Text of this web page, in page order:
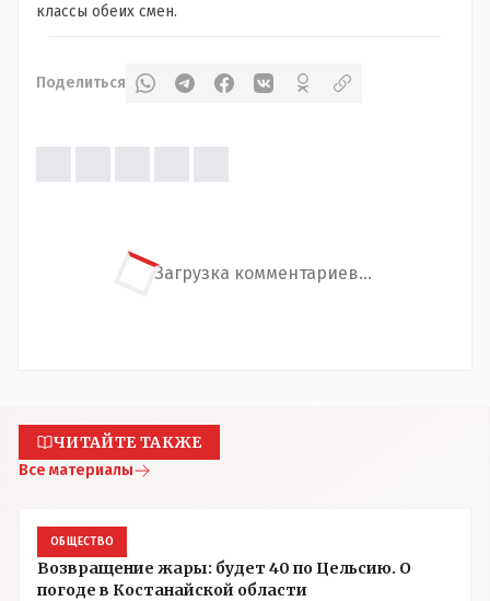
классы обеих смен.
Поделиться
Загрузка комментариев...
ЧИТАЙТЕ ТАКЖЕ
Все материалы
ОБЩЕСТВО
Возвращение жары: будет 40 по Цельсию. О
погоде в Костанайской области